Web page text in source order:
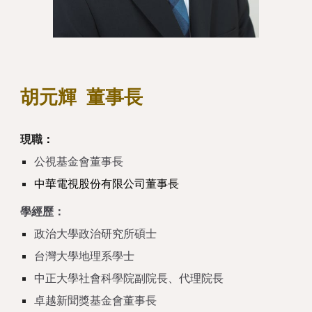
胡元輝 董事長
現職 ：
公視基金會董事長
中華電視股份有限公司董事長
學經歷：
政治大學政治研究所碩士
台灣大學地理系學士
中正大學社會科學院副院長、代理院長
卓越新聞獎基金會董事長